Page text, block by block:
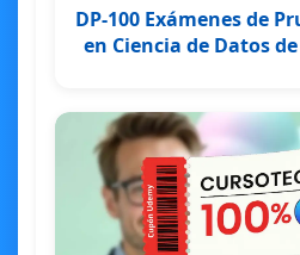
DP-100 Exámenes de
en Ciencia de Datos